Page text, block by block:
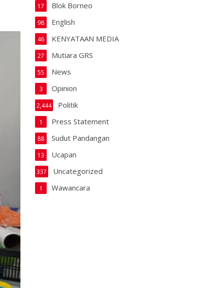
Blok Borneo
17
English
98
KENYATAAN MEDIA
46
Mutiara GRS
27
News
55
Opinion
3
Politik
2,444
Press Statement
1
Sudut Pandangan
88
Ucapan
13
Uncategorized
337
Wawancara
1